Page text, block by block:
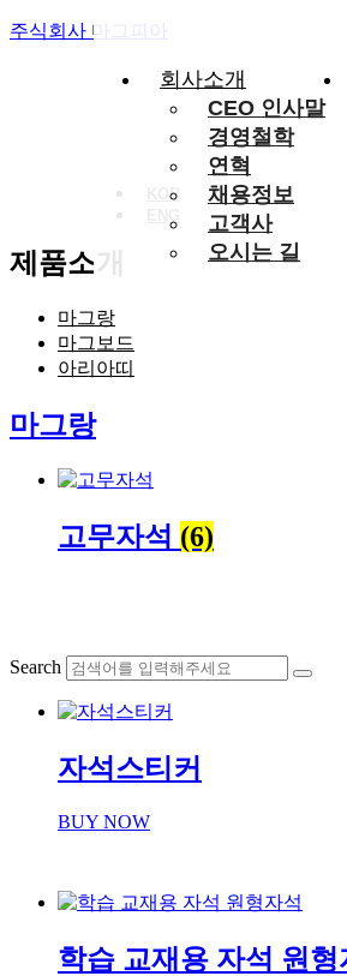
주식회사 마그피아
KOR
회사소개
CEO 인사말
경영철학
연혁
채용정보
고객사
오시는 길
제품소개
마그랑
마그보드
아리아띠
마그랑
고무자석 (6)
Search
자석스티커
BUY NOW
학습 교재용 자석 원형